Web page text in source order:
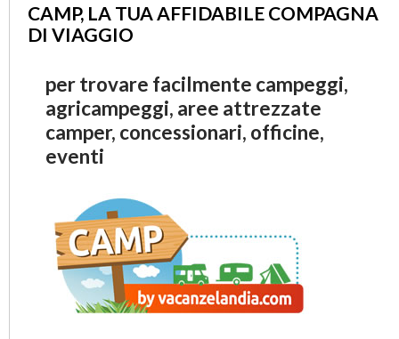
CAMP, LA TUA AFFIDABILE COMPAGNA
DI VIAGGIO
per trovare facilmente campeggi,
agricampeggi, aree attrezzate
camper, concessionari, officine,
eventi